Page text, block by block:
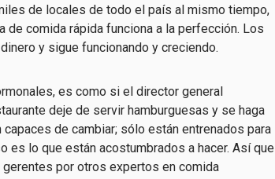
de locales de todo el país al mismo tiempo,
de comida rápida funciona a la perfección. Los
y sigue funcionando y creciendo.
es como si el director general
deje de servir hamburguesas y se haga
de cambiar; sólo están entrenados para
es lo que están acostumbrados a hacer. Así que
por otros expertos en comida